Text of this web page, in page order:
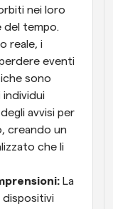
nei loro
del tempo.
reale, i
eventi
sono
individui
avvisi per
creando un
che li
La
dispositivi